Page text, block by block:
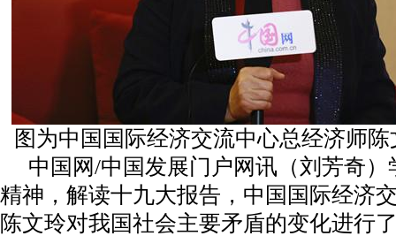
图为中国国际经济交流中心总经济师
中国网/中国发展门户网讯（刘芳奇
精神，解读十九大报告，中国国际经济
陈文玲对我国社会主要矛盾的变化进行